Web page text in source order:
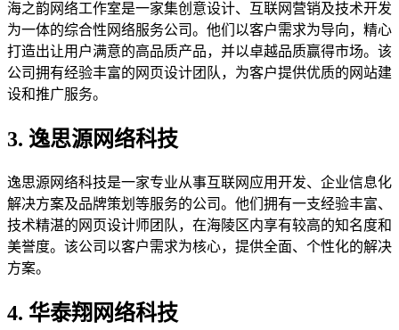
海之韵网络工作室是一家集创意设计、互联网营销及技术开发
为一体的综合性网络服务公司。他们以客户需求为导向，精心
打造出让用户满意的高品质产品，并以卓越品质赢得市场。该
公司拥有经验丰富的网页设计团队，为客户提供优质的网站建
设和推广服务。
3. 逸思源网络科技
逸思源网络科技是一家专业从事互联网应用开发、企业信息化
解决方案及品牌策划等服务的公司。他们拥有一支经验丰富、
技术精湛的网页设计师团队，在海陵区内享有较高的知名度和
美誉度。该公司以客户需求为核心，提供全面、个性化的解决
方案。
4. 华泰翔网络科技